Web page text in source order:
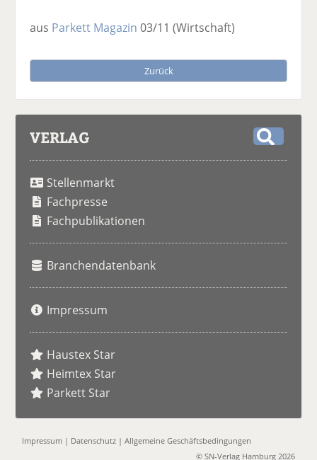
aus Parkett Magazin 03/11(Wirtschaft)
Zurück
VERLAG
Stellenmarkt
Fachpresse
Fachpublikationen
Branchendatenbank
Impressum
Haustex Star
Heimtex Star
Parkett Star
Impressum | Datenschutz |Allgemeine Geschäftsbedingungen
© SN-Verlag Hamburg 2026